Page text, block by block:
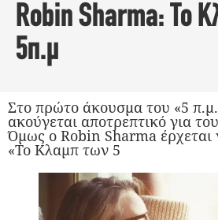
Robin Sharma: Το
5π.μ
Στο πρώτο άκουσμα του «5
ακούγεται αποτρεπτικό για
Όμως ο Robin Sharma έρχεται
«Το Κλαμπ των 5